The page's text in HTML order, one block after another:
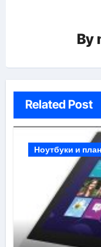
By
Related Post
Ноутбуки и